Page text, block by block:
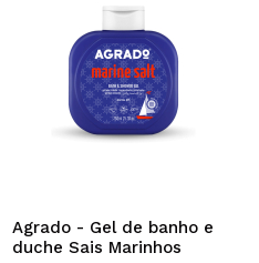
Agrado - Gel de banho e
duche Sais Marinhos